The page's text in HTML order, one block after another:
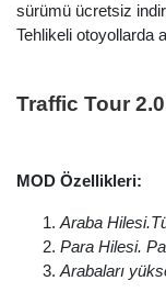
sürümü ücretsiz
Tehlikeli otoyollarda
Traffic Tour
MOD Özellikleri:
Araba
Para Hilesi.
Arabaları